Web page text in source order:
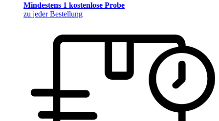
Mindestens 1 kostenlose Probe
zu jeder Bestellung